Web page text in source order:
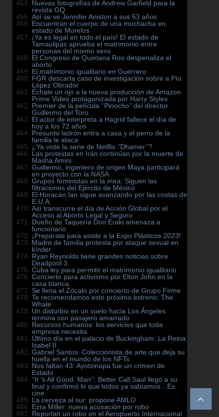
Nuevas fotografías de Andrew Garfield para la
revista GQ
Así se ve Jennifer Aniston a sus 53 años
Encuentran el cuerpo de una muchacha en
estado de Morelos
¡Ya es legal en todo el país! El estado de
Tamaulipas aprueba el matrimonio entre
personas del mismo sexo
El Congreso de Quintana Roo despenaliza el
aborto
El matrimonio igualitario en Guerrero
FGR descarta caso de investigación sobre a Pío
López Obrador
Échale un ojo a la nueva producción de Amazon
Prime Video protagonizada por Harry Styles
Premier de la película ‘’Pinocho’’ del director
Guillermo del Toro
El actor de interpreta a Hagrid fallece el día de
hoy a los 72 años
Presunto ladrón entra a casa y el perro de la
familia le ataca
¿Ya viste la serie de Netflix ‘’Dhamer’’?
Las protestas en Irán continúan por la muerte de
Masha Amini
Guillermo, ingeniero de origen Maya participará
en proyecto con la NASA
Grupos feministas en la mira: Siguen las
filtraciones del Ejército de México
El Huracán Ian sigue avanzando por las costas de
E.U.A.
Así transcurre el día de Acción Global por el
Acceso al Aborto Legal y Seguro
Dueño de Taquería Don Eraki amenaza a
funcionario
¡Prepárate para asistir a la Expo Plásticos 2023!
Madre de familia protesta por ataque sexual en
kínder
Ryan Reynolds tiene grandes noticias sobre
Deadpool 3
Cuba ley para permitir el matrimonio igualitario
Concierto para activismo por Elton John en la
casa blanca
Se llena el Zócalo por concierto de Grupo Firme
Te recomendamos este próximo estreno: The
Whale
Un disturbio en un vuelo hacia Los Ángeles
termina con pasajero amarrado
Recursos humanos: los servicios que toda
empresa necesita
Último día en el palacio de Buckingham: La Reina
Isabel II
Gabriel Santos: Coleccionista de arte que deja su
huella en el mundo de los NFTs
Nos faltan 43: Ayotzinapa fue un crimen de
Estado
‘’It ‘s All Good, Man’’: Better Call Saul llegó a su
final y confirmó lo que todos ya sabíamos…Es
cine.
La cerveza al sur: propone AMLO
Ezra Miller: nueva acusación por robo
Reportan un robo en el Aeropuerto Internacional